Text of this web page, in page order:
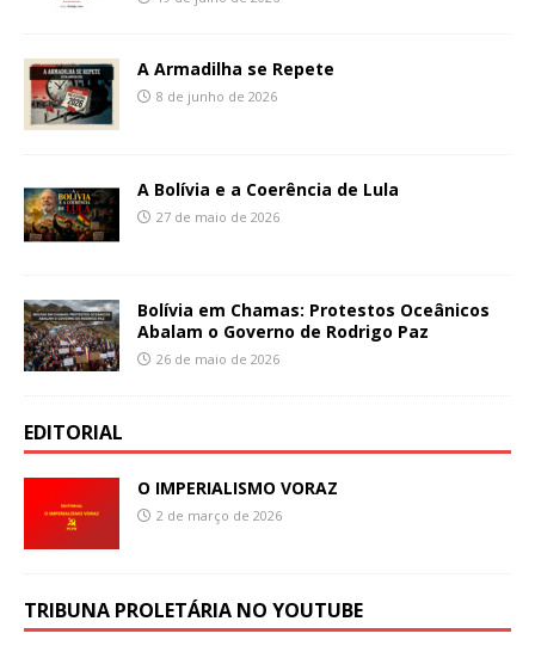
A Armadilha se Repete
8 de junho de 2026
A Bolívia e a Coerência de Lula
27 de maio de 2026
Bolívia em Chamas: Protestos Oceânicos
Abalam o Governo de Rodrigo Paz
26 de maio de 2026
EDITORIAL
O IMPERIALISMO VORAZ
2 de março de 2026
TRIBUNA PROLETÁRIA NO YOUTUBE